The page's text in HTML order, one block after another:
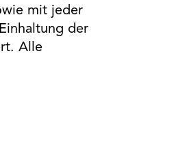
mit jeder
der
Alle